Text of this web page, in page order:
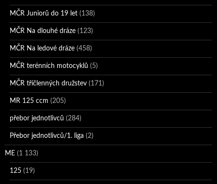
MČR Juniorů do 19 let (138)
MČR Na dlouhé dráze (123)
MČR Na ledové dráze (458)
MČR terénních motocyklů (5)
MČR tříčlenných družstev (171)
MR 125 ccm (205)
přebor jednotlivců (284)
Přebor jednotlivců/1. liga (2)
ME (1 133)
125 (19)